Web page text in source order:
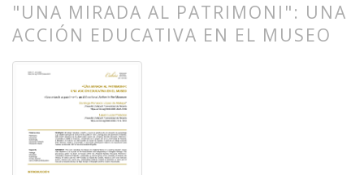
"UNA MIRADA AL PATRIMONI": UNA
ACCIÓN EDUCATIVA EN EL MUSEO